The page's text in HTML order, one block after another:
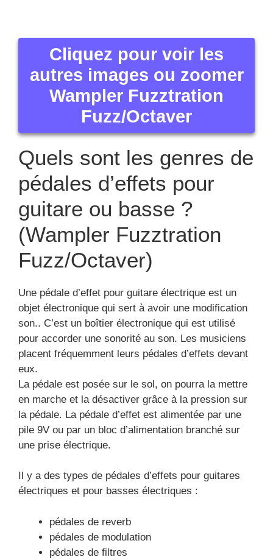
Cliquez pour voir les
autres images ou zoomer
Wampler Fuzztration
Fuzz/Octaver
Quels sont les genres de
pédales d’effets pour
guitare ou basse ?
(Wampler Fuzztration
Fuzz/Octaver)
Une pédale d’effet pour guitare électrique est un
objet électronique qui sert à avoir une modification
son.. C’est un boîtier électronique qui est utilisé
pour accorder une sonorité au son. Les musiciens
placent fréquemment leurs pédales d’effets devant
eux.
La pédale est posée sur le sol, on pourra la mettre
en marche et la désactiver grâce à la pression sur
la pédale. La pédale d’effet est alimentée par une
pile 9V ou par un bloc d’alimentation branché sur
une prise électrique.
Il y a des types de pédales d’effets pour guitares
électriques et pour basses électriques :
pédales de reverb
pédales de modulation
pédales de filtres